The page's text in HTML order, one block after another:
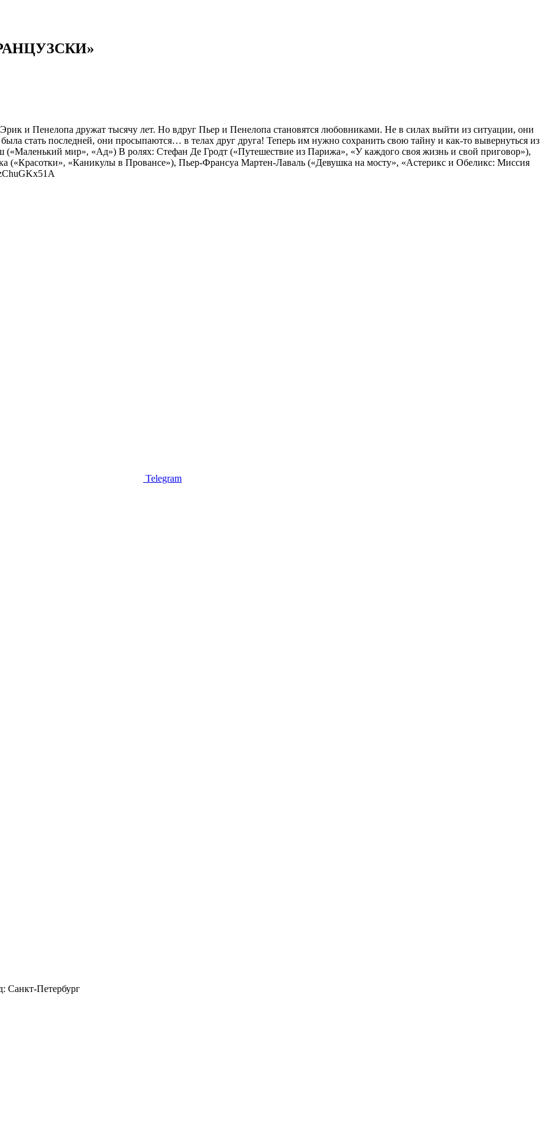
и Пенелопа дружат тысячу лет. Но вдруг Пьер и Пенелопа становятся любовниками. Не в силах выйти из ситуации, они
стать последней, они просыпаются… в телах друг друга! Теперь им нужно сохранить свою тайну и как-то вывернуться из
мир», «Ад») В ролях: Стефан Де Гродт («Путешествие из Парижа», «У каждого своя жизнь и свой приговор»),
«Каникулы в Провансе»), Пьер-Франсуа Мартен-Лаваль («Девушка на мосту», «Астерикс и Обеликс: Миссия
Telegram
Санкт-Петербург